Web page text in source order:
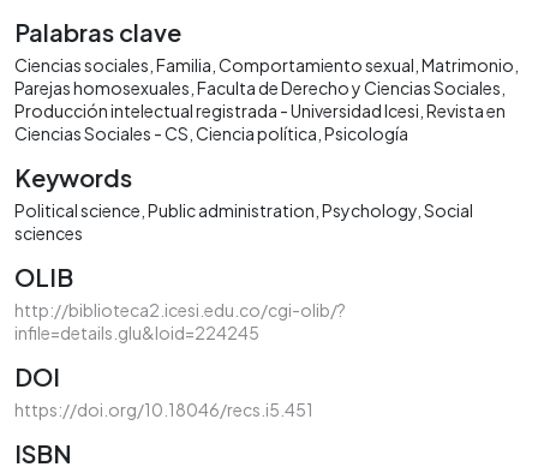
Palabras clave
Ciencias sociales Familia Comportamiento sexual Matrimonio
Parejas homosexuales Faculta de Derecho y Ciencias Sociales
Producción intelectual registrada - Universidad Icesi Revista en
Ciencias Sociales - CS Ciencia política Psicología
Keywords
Political science Public administration Psychology Social
sciences
OLIB
http://biblioteca2.icesi.edu.co/cgi-olib/?
infile=details.glu&loid=224245
DOI
https://doi.org/10.18046/recs.i5.451
ISBN